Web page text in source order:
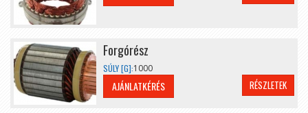
Forgórész
SÚLY [G]:1000
AJÁNLATKÉRÉS RÉSZLETEK